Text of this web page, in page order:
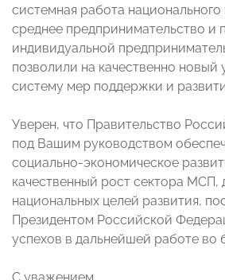
системная работа
среднее предпринимательство и
индивидуальной
позволили на качественно новый
систему мер поддержки и
Уверен, что Правительство
под Вашим руководством
социально-экономическое
качественный рост сектора МСП,
национальных целей развития,
Президентом Российской
успехов в дальнейшей работе во